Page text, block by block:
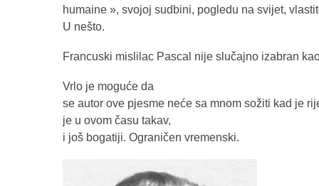
humaine », svojoj sudbini, pogledu na svijet,
U nešto.
Francuski mislilac Pascal nije slučajno izabran
Vrlo je moguće da
se autor ove pjesme neće sa mnom sožiti kad je
je u ovom času takav,
i još bogatiji. Ograničen vremenski.